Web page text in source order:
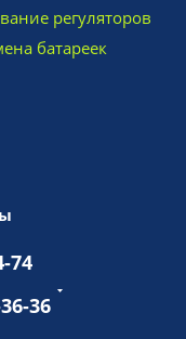
регуляторов
батареек
74
36